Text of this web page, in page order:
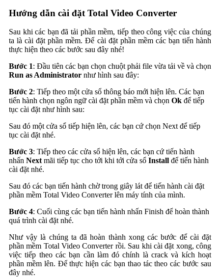
Hướng dẫn cài đặt Total Video Converter
Sau khi các bạn đã tải phần mềm, tiếp theo công việc của chúng
ta là cài đặt phần mềm. Để cài đặt phần mềm các bạn tiến hành
thực hiện theo các bước sau đây nhé!
Bước 1: Đầu tiên các bạn chọn chuột phải file vừa tải về và chọn
Run as Administrator như hình sau đây:
Bước 2: Tiếp theo một cửa sổ thông báo mới hiện lên. Các bạn
tiến hành chọn ngôn ngữ cài đặt phần mềm và chọn Ok để tiếp
tục cài đặt như hình sau:
Sau đó một cửa sổ tiếp hiện lên, các bạn cứ chọn Next để tiếp
tục cài đặt nhé.
Bước 3: Tiếp theo các cửa sổ hiện lên, các bạn cứ tiến hành
nhấn Nextmãi tiếp tục cho tới khi tới cửa sổ Install để tiến hành
cài đặt nhé.
Sau đó các bạn tiến hành chờ trong giây lát để tiến hành cài đặt
phần mềm Total Video Converter lên máy tính của mình.
Bước 4: Cuối cùng các bạn tiến hành nhấn Finish để hoàn thành
quá trình cài đặt nhé.
Như vậy là chúng ta đã hoàn thành xong các bước để cài đặt
phần mềm Total Video Converter rồi. Sau khi cài đặt xong, công
việc tiếp theo các bạn cần làm đó chính là crack và kích hoạt
phần mềm lên. Để thực hiện các bạn thao tác theo các bước sau
đây nhé.